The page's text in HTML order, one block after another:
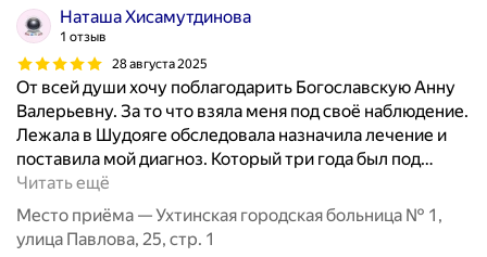
Наташа Хисамутдинова
1 отзыв
28 августа 2025
От всей души хочу поблагодарить Богославскую Анну
Валерьевну. За то что взяла меня под своё наблюдение.
Лежала в Шудояге обследовала назначила лечение и
поставила мой диагноз. Который три года был под…
Читать ещё
Место приёма — Ухтинская городская больница № 1,
улица Павлова, 25, стр. 1